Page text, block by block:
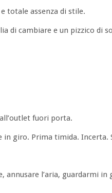
totale assenza di stile.
di cambiare e un pizzico di
fuori porta.
giro. Prima timida. Incerta.
l’aria, guardarmi in